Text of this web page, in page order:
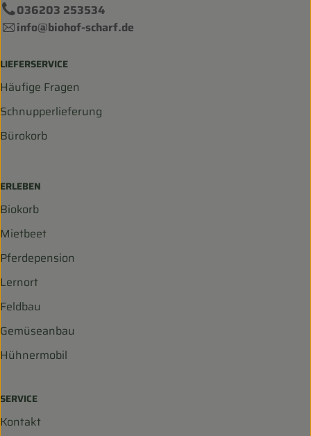
036203 253534
info@biohof-scharf.de
LIEFERSERVICE
Häufige Fragen
Schnupperlieferung
Bürokorb
ERLEBEN
Biokorb
Mietbeet
Pferdepension
Lernort
Feldbau
Gemüseanbau
Hühnermobil
SERVICE
Kontakt